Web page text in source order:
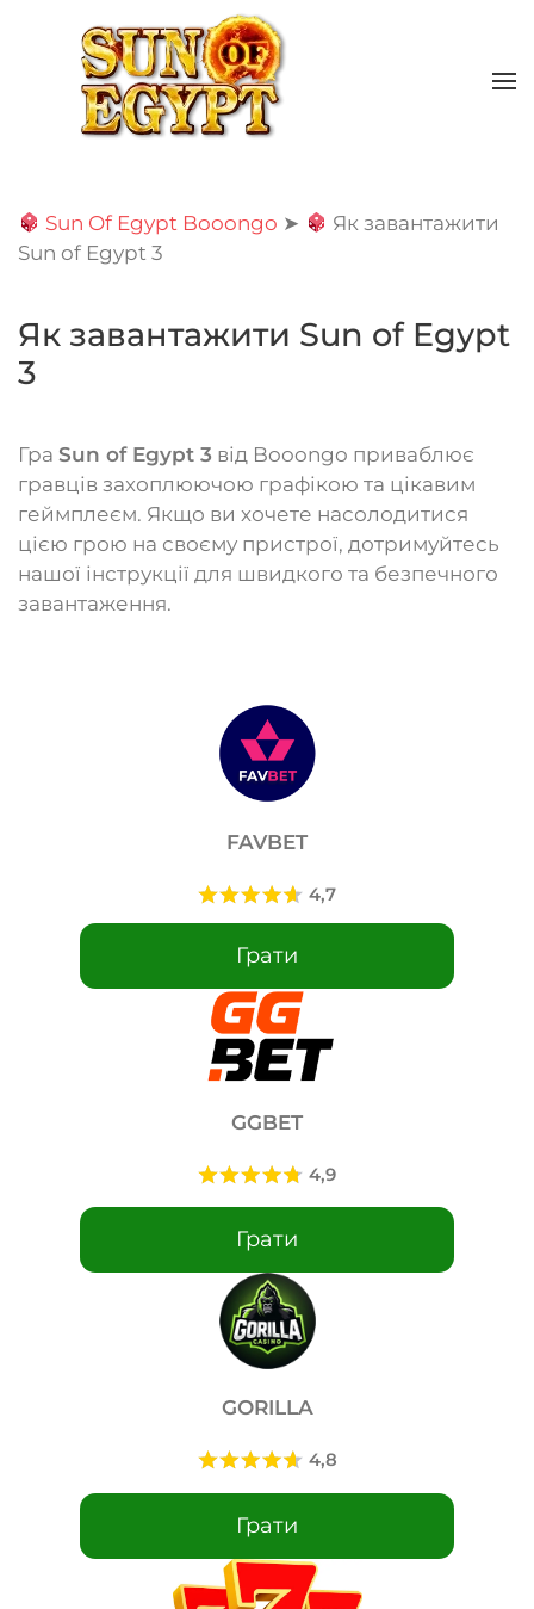
Skip to main content
Sun Of Egypt Booongo ➤
Як завантажити
Sun of Egypt 3
Як завантажити Sun of Egypt
3
Гра Sun of Egypt 3 від Booongo приваблює
гравців захоплюючою графікою та цікавим
геймплеєм. Якщо ви хочете насолодитися
цією грою на своєму пристрої, дотримуйтесь
нашої інструкції для швидкого та безпечного
завантаження.
FAVBET
Грати
GGBET
Грати
GORILLA
Грати